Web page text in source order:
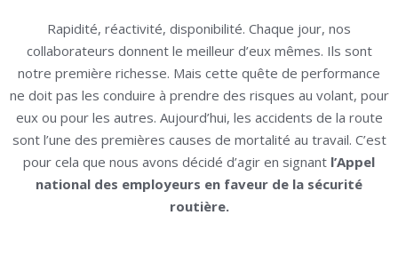
Rapidité, réactivité, disponibilité. Chaque jour, nos
collaborateurs donnent le meilleur d’eux mêmes. Ils sont
notre première richesse. Mais cette quête de performance
ne doit pas les conduire à prendre des risques au volant, pour
eux ou pour les autres. Aujourd’hui, les accidents de la route
sont l’une des premières causes de mortalité au travail. C’est
pour cela que nous avons décidé d’agir en signant l’Appel
national des employeurs en faveur de la sécurité
routière.